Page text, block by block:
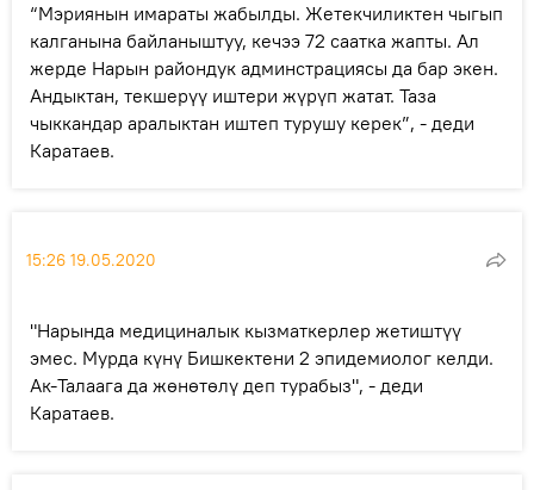
“Мэриянын имараты жабылды. Жетекчиликтен чыгып
калганына байланыштуу, кечээ 72 саатка жапты. Ал
жерде Нарын райондук админстрациясы да бар экен.
Андыктан, текшерүү иштери жүрүп жатат. Таза
чыккандар аралыктан иштеп турушу керек”, - деди
Каратаев.
15:26 19.05.2020
"Нарында медициналык кызматкерлер жетиштүү
эмес. Мурда күнү Бишкектени 2 эпидемиолог келди.
Ак-Талаага да жөнөтөлү деп турабыз", - деди
Каратаев.